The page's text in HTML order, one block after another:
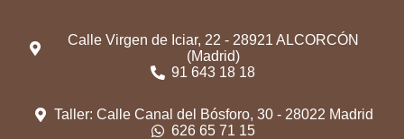
Calle Virgen de Iciar, 22 - 28921 ALCORCÓN
(Madrid)
91 643 18 18
Taller: Calle Canal del Bósforo, 30 - 28022 Madrid
626 65 71 15